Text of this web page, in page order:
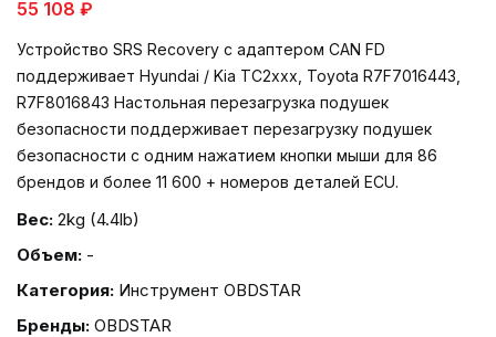
55 108 ₽
Устройство SRS Recovery с адаптером CAN FD
поддерживает Hyundai / Kia TC2xxx, Toyota R7F7016443,
R7F8016843 Настольная перезагрузка подушек
безопасности поддерживает перезагрузку подушек
безопасности с одним нажатием кнопки мыши для 86
брендов и более 11 600 + номеров деталей ECU.
Вес: 2kg (4.4lb)
Объем: -
Категория: Инструмент OBDSTAR
Бренды: OBDSTAR